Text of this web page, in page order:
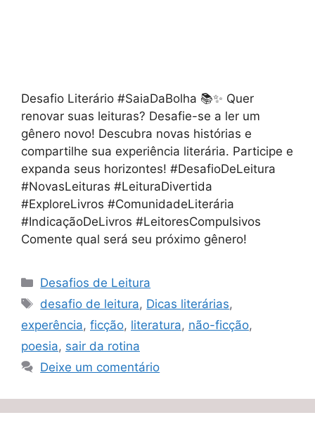
Desafio Literário #SaiaDaBolha 📚✨ Quer
renovar suas leituras? Desafie-se a ler um
gênero novo! Descubra novas histórias e
compartilhe sua experiência literária. Participe e
expanda seus horizontes! #DesafioDeLeitura
#NovasLeituras #LeituraDivertida
#ExploreLivros #ComunidadeLiterária
#IndicaçãoDeLivros #LeitoresCompulsivos
Comente qual será seu próximo gênero!
Categorias
Desafios de Leitura
Tags
desafio de leitura, Dicas literárias,
experência, ficção, literatura, não-ficção,
poesia, sair da rotina
Deixe um comentário